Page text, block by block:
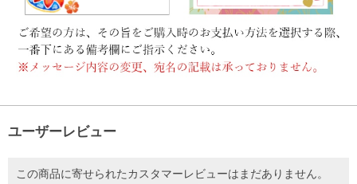
ユーザーレビュー
この商品に寄せられたカスタマーレビューはまだありません。